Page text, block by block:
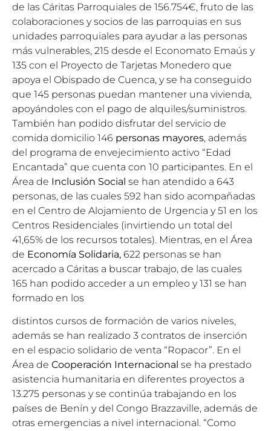
de las Cáritas Parroquiales de 156.754€, fruto de las
colaboraciones y socios de las parroquias en sus
unidades parroquiales para ayudar a las personas
más vulnerables, 215 desde el Economato Emaús y
135 con el Proyecto de Tarjetas Monedero que
apoya el Obispado de Cuenca, y se ha conseguido
que 145 personas puedan mantener una vivienda,
apoyándoles con el pago de alquiles/suministros.
También han podido disfrutar del servicio de
comida domicilio 146 personas mayores, además
del programa de envejecimiento activo “Edad
Encantada” que cuenta con 10 participantes. En el
Área de Inclusión Social se han atendido a 643
personas, de las cuales 592 han sido acompañadas
en el Centro de Alojamiento de Urgencia y 51 en los
Centros Residenciales (invirtiendo un total del
41,65% de los recursos totales). Mientras, en el Área
de Economía Solidaria, 622 personas se han
acercado a Cáritas a buscar trabajo, de las cuales
165 han podido acceder a un empleo y 131 se han
formado en los
distintos cursos de formación de varios niveles,
además se han realizado 3 contratos de inserción
en el espacio solidario de venta “Ropacor”. En el
Área de Cooperación Internacional se ha prestado
asistencia humanitaria en diferentes proyectos a
13.275 personas y se continúa trabajando en los
países de Benín y del Congo Brazzaville, además de
otras emergencias a nivel internacional. “Como